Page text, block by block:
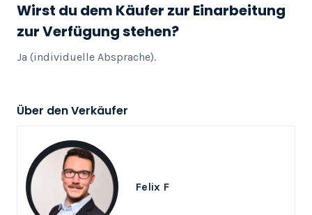
Wirst du dem Käufer zur Einarbeitung
zur Verfügung stehen?
Ja (individuelle Absprache).
Über den Verkäufer
Felix F